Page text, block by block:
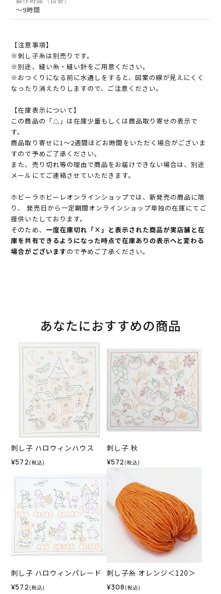
～9時間
【注意事項】
※刺し子糸は別売りです。
※別途、縫い糸・縫い針をご用意ください。
※おつくりになる前に水通しをすると、図案の線が見えにくく
なったり消えたりしますので、ご注意ください。
【在庫表示について】
この商品の「△」は在庫少量もしくは商品取り寄せの表示で
す。
商品取り寄せに1～2週間ほどお時間をいただく場合がございま
すので予めご了承ください。
また、売り切れ等の理由で商品をお届けできない場合は、別途
メールにてご連絡させていただきます。
ホビーラホビーレオンラインショップでは、新発売の商品に限
り、 発売日から一定期間オンラインショップ単独の在庫にてご
提供いたしております。
そのため、 一度在庫切れ「×」と表示された商品が実店舗と在
庫を共有できるようになった時点で在庫ありの表示へと変わる
場合がございますので予めご了承ください。
あなたにおすすめの商品
刺し子 ハロウィンハウス
¥572 (税込)
刺し子 秋
¥572 (税込)
刺し子 ハロウィンパレード
¥572 (税込)
刺し子糸 オレンジ＜120＞
¥308 (税込)